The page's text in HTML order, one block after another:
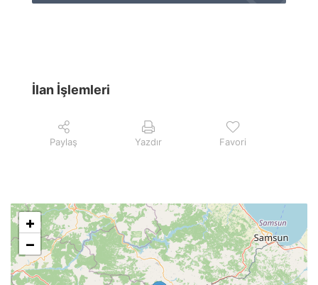
İlan İşlemleri
Paylaş Yazdır Favori
+
−